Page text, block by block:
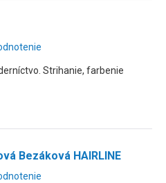
Strihanie, farbenie
Bezáková HAIRLINE